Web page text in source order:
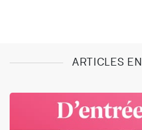
ARTICLES